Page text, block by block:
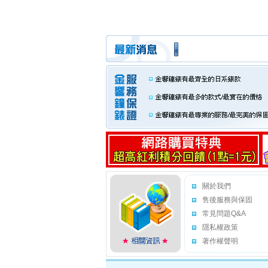
關於我們
售後服務與保固
常見問題Q&A
隱私權政策
著作權聲明